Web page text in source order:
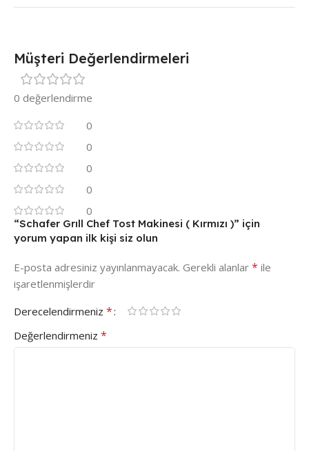
Müşteri Değerlendirmeleri
0 değerlendirme
0
0
0
0
0
“Schafer Grıll Chef Tost Makinesi ( Kırmızı )” için
yorum yapan ilk kişi siz olun
E-posta adresiniz yayınlanmayacak. Gerekli alanlar * ile
işaretlenmişlerdir
Derecelendirmeniz *
Değerlendirmeniz *